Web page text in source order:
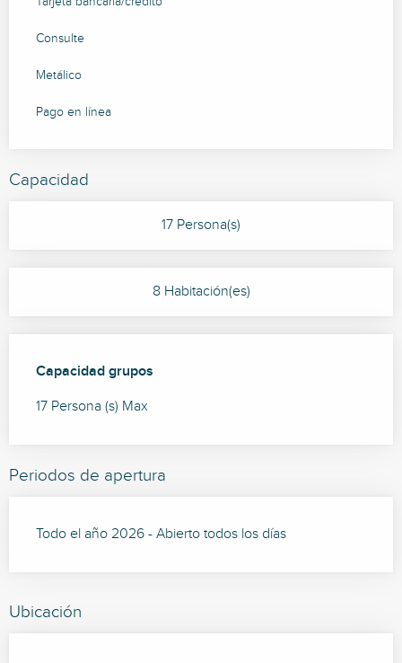
Consulte
Metálico
Pago en línea
Capacidad
17 Persona(s)
8 Habitación(es)
Capacidad grupos
Capacidad grupos
17 Persona (s) Max
Periodos de apertura
Todo el año 2026 - Abierto todos los días
Ubicación